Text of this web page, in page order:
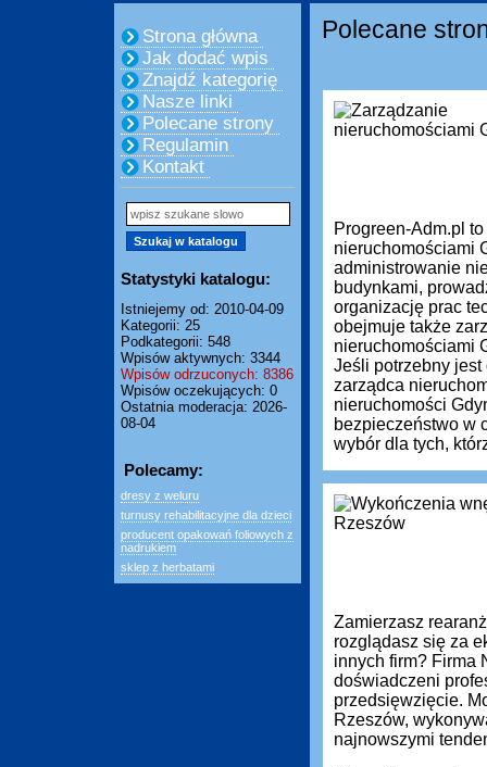
Strona główna
Jak dodać wpis
Znajdź kategorię
Nasze linki
Polecane strony
Regulamin
Kontakt
Statystyki katalogu:
Istniejemy od: 2010-04-09
Kategorii: 25
Podkategorii: 548
Wpisów aktywnych: 3344
Wpisów odrzuconych: 8386
Wpisów oczekujących: 0
Ostatnia moderacja: 2026-
08-04
Polecamy:
dresy z weluru
turnusy rehabilitacyjne dla dzieci
producent opakowań foliowych z
nadrukiem
sklep z herbatami
Polecane
Progreen-Adm.pl
nieruchomościami
administrowanie
budynkami,
organizację prac
obejmuje także
nieruchomościami
Jeśli potrzebny
zarządca
nieruchomości
bezpieczeństwo w
wybór dla tych,
Zamierzasz
rozglądasz się za
innych firm? Firma
doświadczeni
przedsięwzięcie.
Rzeszów,
najnowszymi